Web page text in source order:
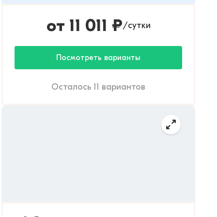
от 11 011 ₽/сутки
Посмотреть варианты
Осталось 11 вариантов